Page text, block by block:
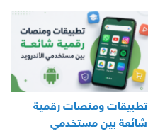
العناية اليومية بالرضيع
تطبيقات ومنصات رقمية
شائعة بين مستخدمي